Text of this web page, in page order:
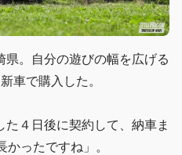
県。自分の遊びの幅を広げる
車で購入した。
た４日後に契約して、納車ま
ったですね」。